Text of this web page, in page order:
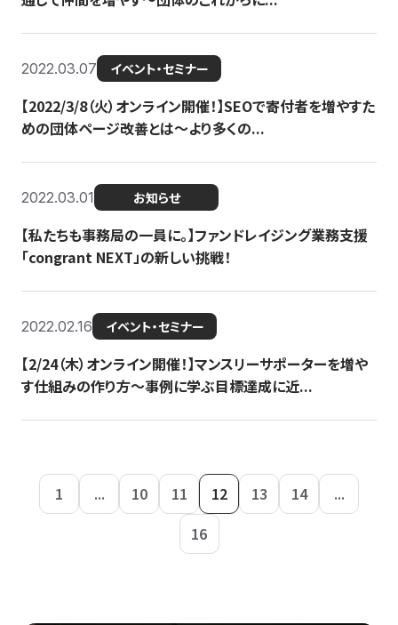
2022.03.07 イベント・セミナー
【2022/3/8（火）オンライン開催！】SEOで寄付者を増やすた
めの団体ページ改善とは～より多くの...
2022.03.01 お知らせ
【私たちも事務局の一員に。】ファンドレイジング業務支援
「congrant NEXT」の新しい挑戦！
2022.02.16 イベント・セミナー
【2/24（木）オンライン開催！】マンスリーサポーターを増や
す仕組みの作り方〜事例に学ぶ目標達成に近...
1 ... 10 11 12 13 14
...
16